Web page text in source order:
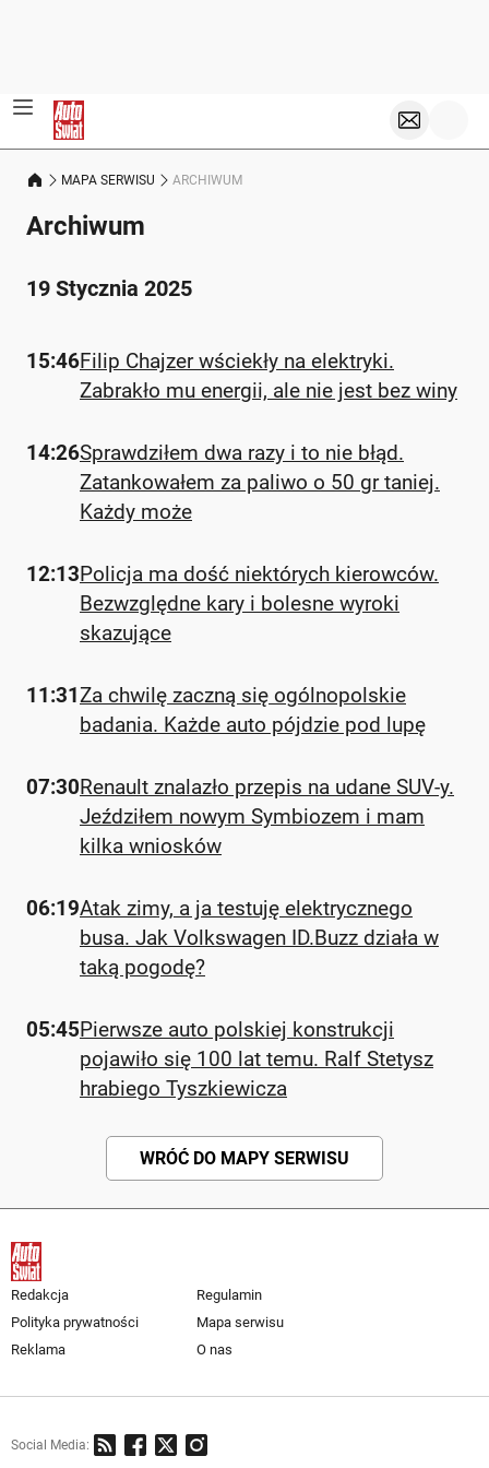
MAPA SERWISU ARCHIWUM
Archiwum
19 Stycznia 2025
15:46Filip Chajzer wściekły na elektryki.
Zabrakło mu energii, ale nie jest bez winy
14:26Sprawdziłem dwa razy i to nie błąd.
Zatankowałem za paliwo o 50 gr taniej.
Każdy może
12:13Policja ma dość niektórych kierowców.
Bezwzględne kary i bolesne wyroki
skazujące
11:31Za chwilę zaczną się ogólnopolskie
badania. Każde auto pójdzie pod lupę
07:30Renault znalazło przepis na udane SUV-y.
Jeździłem nowym Symbiozem i mam
kilka wniosków
06:19Atak zimy, a ja testuję elektrycznego
busa. Jak Volkswagen ID.Buzz działa w
taką pogodę?
05:45Pierwsze auto polskiej konstrukcji
pojawiło się 100 lat temu. Ralf Stetysz
hrabiego Tyszkiewicza
WRÓĆ DO MAPY SERWISU
Redakcja
Regulamin
Polityka prywatności
Mapa serwisu
Reklama
O nas
Social Media: